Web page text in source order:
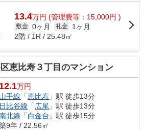
タイプの...
13.4万円 (管理費等：15,000円 )
敷金 0ヶ月 礼金
1ヶ月
2階 / 1R / 25.48㎡
恵比寿３丁目のマンション
12.1万円
山手線 「恵比寿 」駅 徒歩13分
日比谷線 「広尾 」駅 徒歩13分
北線 「白金台 」駅 徒歩15分
9年 / 22.56㎡